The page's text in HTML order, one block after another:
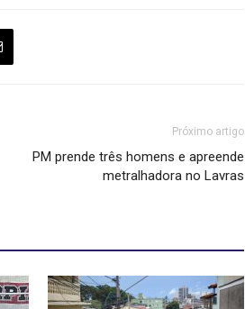
Próximo artigo
PM prende três homens e apreende
metralhadora no Lavras